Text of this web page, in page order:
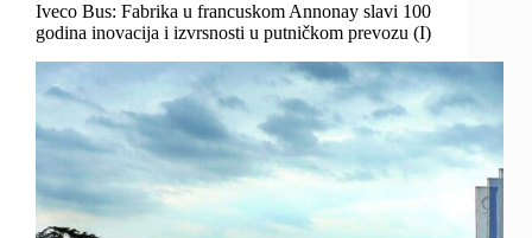
Iveco Bus: Fabrika u francuskom Annonay slavi 100
godina inovacija i izvrsnosti u putničkom prevozu (I)